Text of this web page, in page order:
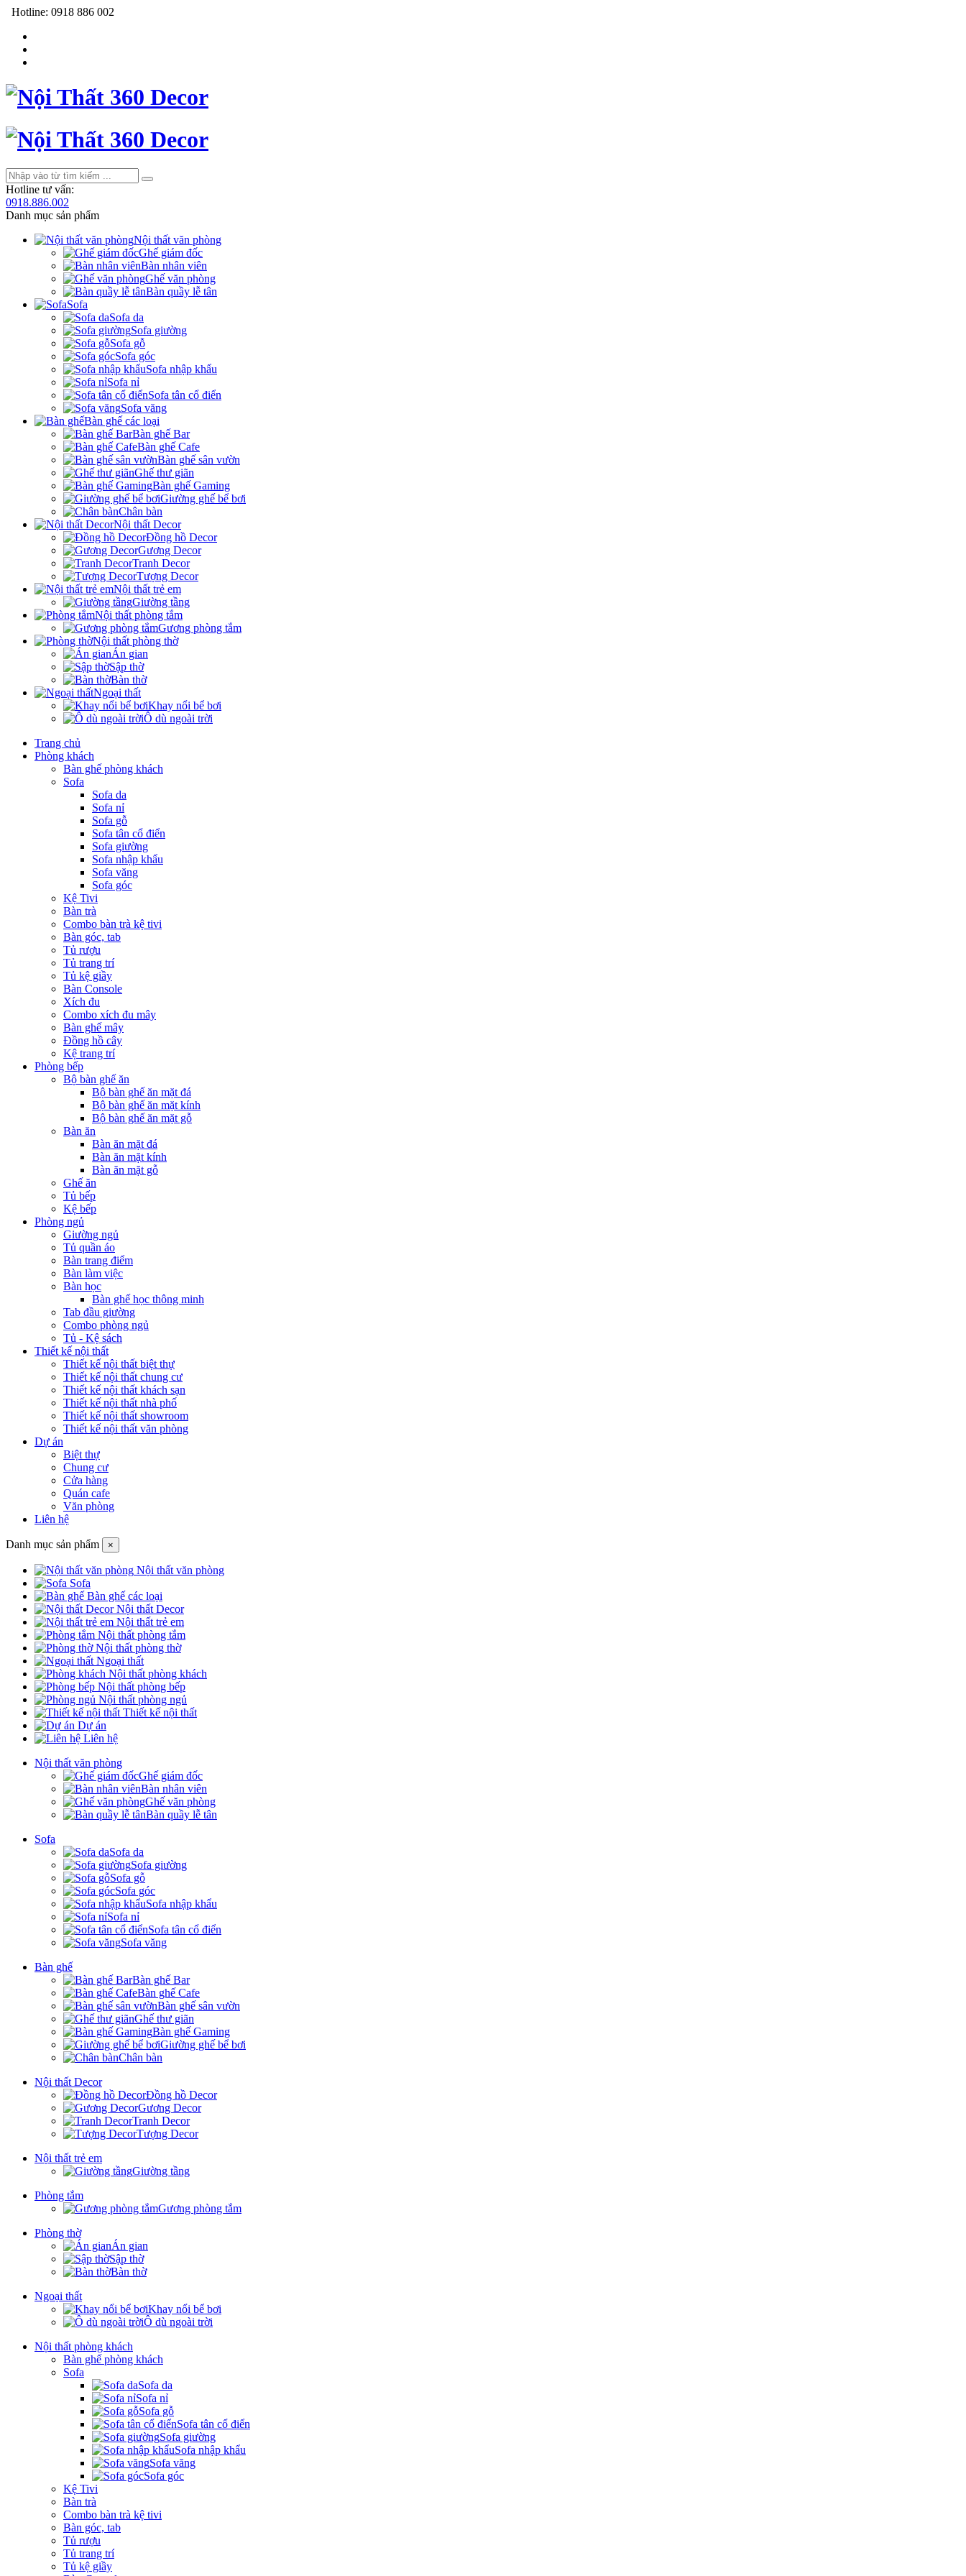
Hotline: 0918 886 002
Hotline tư vấn:
0918.886.002
Danh mục sản phẩm
Nội thất văn phòng
Ghế giám đốc
Bàn nhân viên
Ghế văn phòng
Bàn quầy lễ tân
Sofa
Sofa da
Sofa giường
Sofa gỗ
Sofa góc
Sofa nhập khẩu
Sofa nỉ
Sofa tân cổ điển
Sofa văng
Bàn ghế các loại
Bàn ghế Bar
Bàn ghế Cafe
Bàn ghế sân vườn
Ghế thư giãn
Bàn ghế Gaming
Giường ghế bể bơi
Chân bàn
Nội thất Decor
Đồng hồ Decor
Gương Decor
Tranh Decor
Tượng Decor
Nội thất trẻ em
Giường tầng
Nội thất phòng tắm
Gương phòng tắm
Nội thất phòng thờ
Án gian
Sập thờ
Bàn thờ
Ngoại thất
Khay nổi bể bơi
Ô dù ngoài trời
Trang chủ
Phòng khách
Bàn ghế phòng khách
Sofa
Sofa da
Sofa nỉ
Sofa gỗ
Sofa tân cổ điển
Sofa giường
Sofa nhập khẩu
Sofa văng
Sofa góc
Kệ Tivi
Bàn trà
Combo bàn trà kệ tivi
Bàn góc, tab
Tủ rượu
Tủ trang trí
Tủ kệ giầy
Bàn Console
Xích đu
Combo xích đu mây
Bàn ghế mây
Đồng hồ cây
Kệ trang trí
Phòng bếp
Bộ bàn ghế ăn
Bộ bàn ghế ăn mặt đá
Bộ bàn ghế ăn mặt kính
Bộ bàn ghế ăn mặt gỗ
Bàn ăn
Bàn ăn mặt đá
Bàn ăn mặt kính
Bàn ăn mặt gỗ
Ghế ăn
Tủ bếp
Kệ bếp
Phòng ngủ
Giường ngủ
Tủ quần áo
Bàn trang điểm
Bàn làm việc
Bàn học
Bàn ghế học thông minh
Tab đầu giường
Combo phòng ngủ
Tủ - Kệ sách
Thiết kế nội thất
Thiết kế nội thất biệt thự
Thiết kế nội thất chung cư
Thiết kế nội thất khách sạn
Thiết kế nội thất nhà phố
Thiết kế nội thất showroom
Thiết kế nội thất văn phòng
Dự án
Biệt thự
Chung cư
Cửa hàng
Quán cafe
Văn phòng
Liên hệ
Danh mục sản phẩm ×
Nội thất văn phòng
Sofa
Bàn ghế các loại
Nội thất Decor
Nội thất trẻ em
Nội thất phòng tắm
Nội thất phòng thờ
Ngoại thất
Nội thất phòng khách
Nội thất phòng bếp
Nội thất phòng ngủ
Thiết kế nội thất
Dự án
Liên hệ
Nội thất văn phòng
Ghế giám đốc
Bàn nhân viên
Ghế văn phòng
Bàn quầy lễ tân
Sofa
Sofa da
Sofa giường
Sofa gỗ
Sofa góc
Sofa nhập khẩu
Sofa nỉ
Sofa tân cổ điển
Sofa văng
Bàn ghế
Bàn ghế Bar
Bàn ghế Cafe
Bàn ghế sân vườn
Ghế thư giãn
Bàn ghế Gaming
Giường ghế bể bơi
Chân bàn
Nội thất Decor
Đồng hồ Decor
Gương Decor
Tranh Decor
Tượng Decor
Nội thất trẻ em
Giường tầng
Phòng tắm
Gương phòng tắm
Phòng thờ
Án gian
Sập thờ
Bàn thờ
Ngoại thất
Khay nổi bể bơi
Ô dù ngoài trời
Nội thất phòng khách
Bàn ghế phòng khách
Sofa
Sofa da
Sofa nỉ
Sofa gỗ
Sofa tân cổ điển
Sofa giường
Sofa nhập khẩu
Sofa văng
Sofa góc
Kệ Tivi
Bàn trà
Combo bàn trà kệ tivi
Bàn góc, tab
Tủ rượu
Tủ trang trí
Tủ kệ giầy